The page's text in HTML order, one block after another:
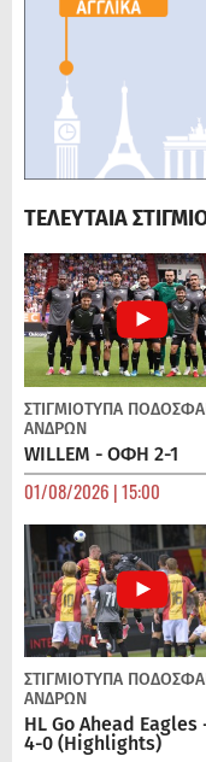
ΤΕΛΕΥΤΑΙΑ
ΣΤΙΓΜΙΟΤΥΠΑ
ΑΝΔΡΏΝ
WILLEM - ΟΦΗ 2-1
01/08/2026 | 15:00
ΣΤΙΓΜΙΟΤΥΠΑ
ΑΝΔΡΏΝ
HL Go Ahead
4-0 (Highlights)